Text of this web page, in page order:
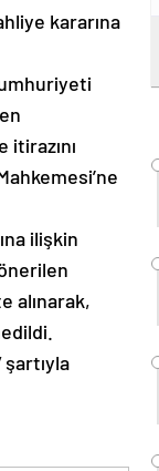
kararına
itirazını
ilişkin
alınarak,
şartıyla